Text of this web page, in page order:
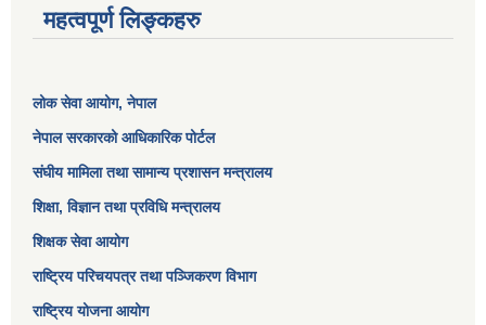
महत्वपूर्ण लिङ्कहरु
लोक सेवा आयोग, नेपाल
नेपाल सरकारको आधिकारिक पोर्टल
संघीय मामिला तथा सामान्य प्रशासन मन्त्रालय
शिक्षा, विज्ञान तथा प्रविधि मन्त्रालय
शिक्षक सेवा आयोग
राष्ट्रिय परिचयपत्र तथा पञ्जिकरण विभाग
राष्ट्रिय योजना आयोग